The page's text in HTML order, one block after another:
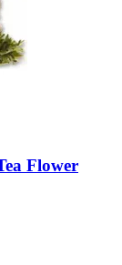
Flower